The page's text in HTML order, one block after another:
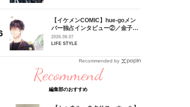
【イケメンCOMIC】hue-goメン
バー独占インタビュー②／金子玄
矢「感情をズバーッと言葉にでき
た時は幸せ〜」
2026.08.07
LIFE STYLE
Recommended by
Recommend
編集部のおすすめ